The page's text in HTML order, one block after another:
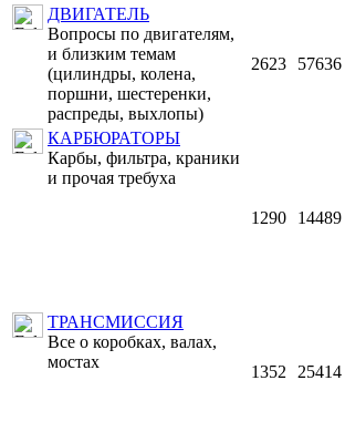
ДВИГАТЕЛЬ
Вопросы по двигателям,
и близким темам
(цилиндры, колена,
поршни, шестеренки,
распреды, выхлопы)
2623 57636
КАРБЮРАТОРЫ
Карбы, фильтра, краники
и прочая требуха
1290 14489
ТРАНСМИССИЯ
Все о коробках, валах,
мостах
1352 25414